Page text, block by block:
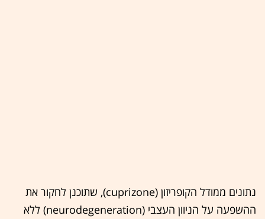
נתונים ממודל הקופריזון (cuprizone), שתוכנן לחקור את
ההשפעה על הניוון העצבי (neurodegeneration) ללא